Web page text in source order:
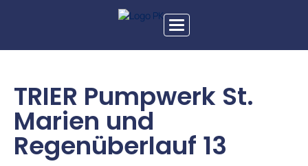
Toggle
navigation
TRIER Pumpwerk St.
Marien und
Regenüberlauf 13